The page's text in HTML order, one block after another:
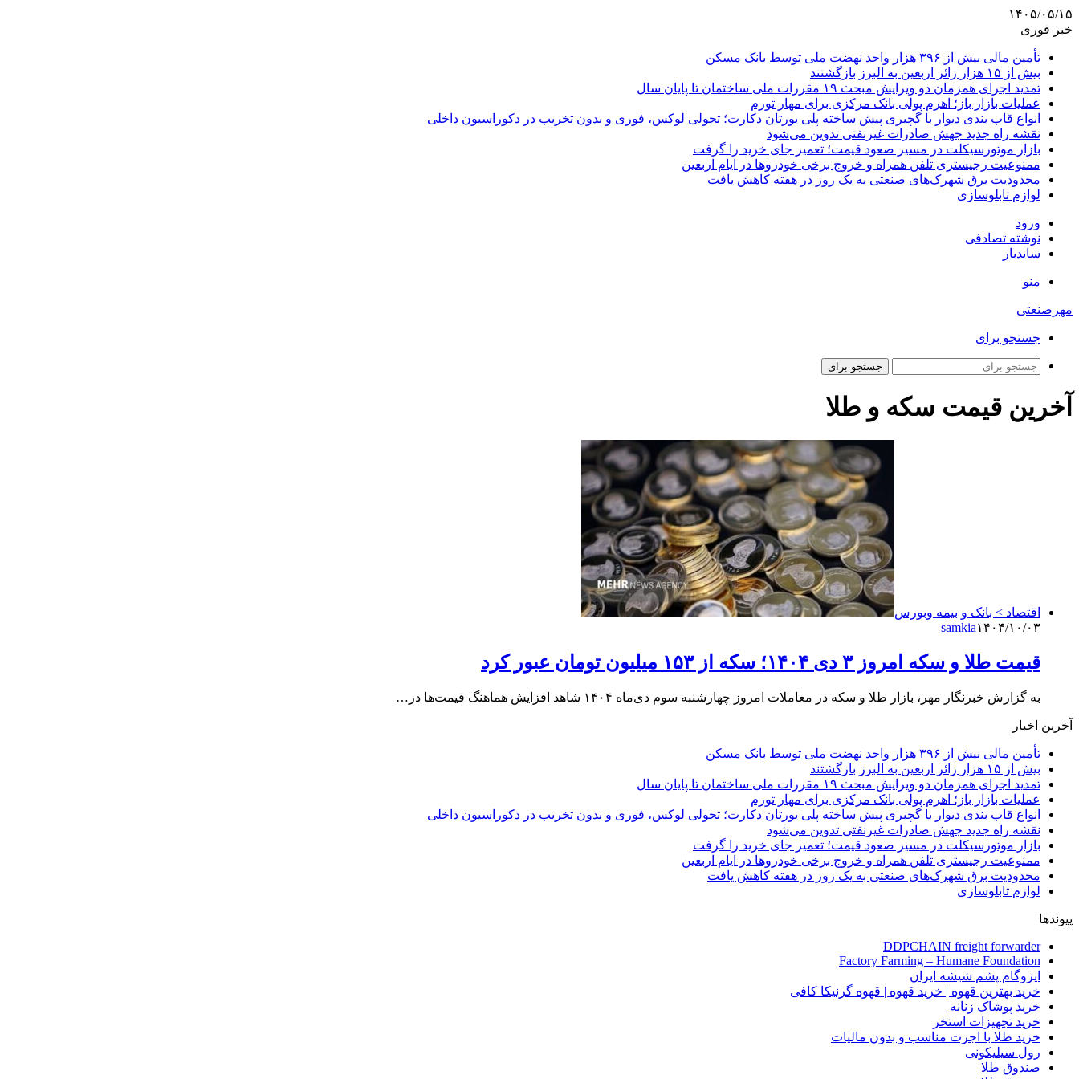
۱۴۰۵/۰۵/۱۵
خبر فوری
تأمین مالی بیش از ۳۹۶ هزار واحد نهضت ملی توسط بانک مسکن
بیش از ۱۵ هزار زائر اربعین به البرز بازگشتند
تمدید اجرای همزمان دو ویرایش مبحث ۱۹ مقررات ملی ساختمان تا پایان سال
عملیات بازار باز؛ اهرم پولی بانک مرکزی برای مهار تورم
انواع قاب بندی دیوار با گچبری پیش ساخته پلی یورتان دکارت؛ تحولی لوکس، فوری و بدون تخریب در دکوراسیون داخلی
نقشه راه جدید جهش صادرات غیرنفتی تدوین می‌شود
بازار موتورسیکلت در مسیر صعود قیمت؛ تعمیر جای خرید را گرفت
ممنوعیت رجیستری تلفن همراه و خروج برخی خودروها در ایام اربعین
محدودیت برق شهرک‌های صنعتی به یک روز در هفته کاهش یافت
لوازم تابلوسازی
ورود
نوشته تصادفی
سایدبار
منو
مهرصنعتی
جستجو برای
جستجو برای
آخرین قیمت سکه و طلا
اقتصاد > بانک و بیمه وبورس
samkia۱۴۰۴/۱۰/۰۳
قیمت طلا و سکه امروز ۳ دی ۱۴۰۴؛ سکه از ۱۵۳ میلیون تومان عبور کرد
به گزارش خبرنگار مهر، بازار طلا و سکه در معاملات امروز چهارشنبه سوم دی‌ماه ۱۴۰۴ شاهد افزایش هماهنگ قیمت‌ها در…
آخرین اخبار
تأمین مالی بیش از ۳۹۶ هزار واحد نهضت ملی توسط بانک مسکن
بیش از ۱۵ هزار زائر اربعین به البرز بازگشتند
تمدید اجرای همزمان دو ویرایش مبحث ۱۹ مقررات ملی ساختمان تا پایان سال
عملیات بازار باز؛ اهرم پولی بانک مرکزی برای مهار تورم
انواع قاب بندی دیوار با گچبری پیش ساخته پلی یورتان دکارت؛ تحولی لوکس، فوری و بدون تخریب در دکوراسیون داخلی
نقشه راه جدید جهش صادرات غیرنفتی تدوین می‌شود
بازار موتورسیکلت در مسیر صعود قیمت؛ تعمیر جای خرید را گرفت
ممنوعیت رجیستری تلفن همراه و خروج برخی خودروها در ایام اربعین
محدودیت برق شهرک‌های صنعتی به یک روز در هفته کاهش یافت
لوازم تابلوسازی
پیوندها
DDPCHAIN freight forwarder
Factory Farming – Humane Foundation
ایزوگام پشم شیشه ایران
خرید بهترین قهوه | خرید قهوه | قهوه گرنیکا کافی
خرید پوشاک زنانه
خرید تجهیزات استخر
خرید طلا با اجرت مناسب و بدون مالیات
رول سیلیکونی
صندوق طلا